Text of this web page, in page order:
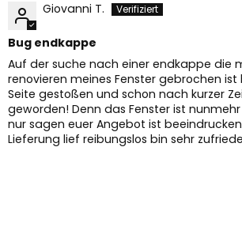
Giovanni T.
Bug endkappe
Auf der suche nach einer endkappe die
renovieren meines Fenster gebrochen
Seite gestoßen und schon nach kurzer
geworden! Denn das Fenster ist
nur sagen euer Angebot ist
Lieferung lief reibungslos bin sehr